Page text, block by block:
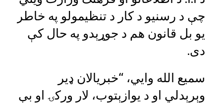
چې د رسنیو د کار د تنظیمولو په خاطر
یو بل قانون هم د جوړېدو په حال کې
دی.
سمیع الله وايي، “خبریالان ډیر
وېرېدلي او د یوازېتوب، لار ورکۍ او بې